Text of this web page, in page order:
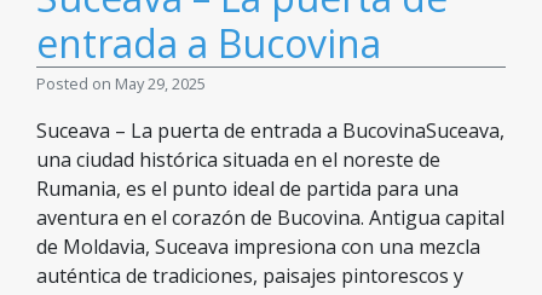
entrada a Bucovina
Posted on May 29, 2025
Suceava – La puerta de entrada a BucovinaSuceava,
una ciudad histórica situada en el noreste de
Rumania, es el punto ideal de partida para una
aventura en el corazón de Bucovina. Antigua capital
de Moldavia, Suceava impresiona con una mezcla
auténtica de tradiciones, paisajes pintorescos y